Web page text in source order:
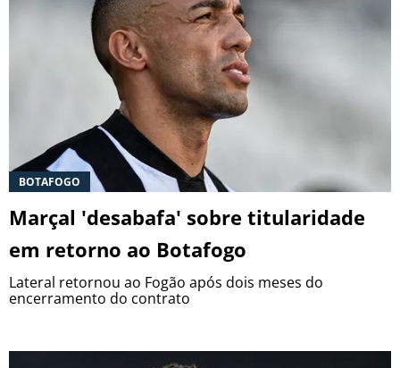
BOTAFOGO
Marçal 'desabafa' sobre titularidade
em retorno ao Botafogo
Lateral retornou ao Fogão após dois meses do
encerramento do contrato